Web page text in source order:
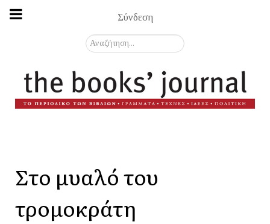
Σύνδεση
Αναζήτηση...
Στο μυαλό του
τρομοκράτη